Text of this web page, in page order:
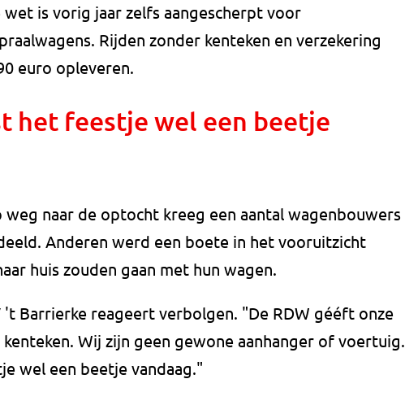
wet is vorig jaar zelfs aangescherpt voor
Rijden zonder kenteken en verzekering
euro opleveren.
het feestje wel een beetje
weg naar de optocht kreeg een aantal wagenbouwers
Anderen werd een boete in het vooruitzicht
huis zouden gaan met hun wagen.
't Barrierke reageert verbolgen. "De RDW gééft onze
Wij zijn geen gewone aanhanger of voertuig.
wel een beetje vandaag."